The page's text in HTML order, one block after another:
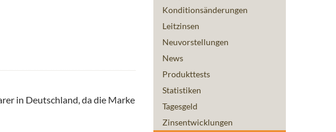
in Deutschland, da die Marke
Konditionsänderungen
Leitzinsen
Neuvorstellungen
News
Produkttests
Statistiken
Tagesgeld
Zinsentwicklungen